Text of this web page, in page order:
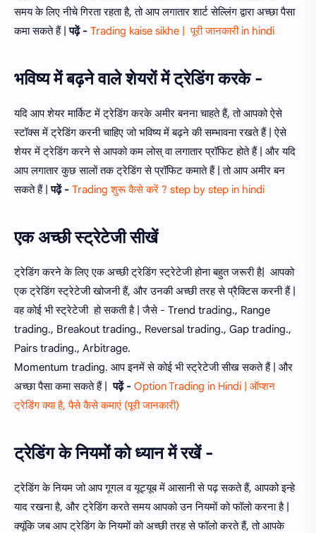
समय के लिए नीचे गिरता रहता है, तो आप लगातार शार्ट सेल्लिंग द्वारा अच्छा पैसा
कमा सकते हैं |पढ़ें - Trading kaise sikhe | पूरी जानकारी in hindi
भविष्य में बढ़ने वाले शेयरों में ट्रेडिंग करके -
यदि आप शेयर मार्किट में ट्रेडिंग करके अमीर बनना चाहते हैं, तो आपको ऐसे
स्टॉक्स में ट्रेडिंग करनी चाहिए जो भविष्य में बढ़ने की सम्भावना रखते हैं | ऐसे
शेयर में ट्रेडिंग करने से आपको कम लोस् वा लगातार प्रॉफिट होते हैं | और यदि
आप लगातार कुछ सालों तक ट्रेडिंग से प्रॉफिट कमाते हैं | तो आप अमीर बन
सकते हैं |पढ़ें - Trading शुरू कैसे करें ? step by step in hindi
एक अच्छी स्ट्रेटेजी सीखें
ट्रेडिंग करने के लिए एक अच्छी ट्रेडिंग स्ट्रेटेजी होना बहुत जरूरी है| आपको
एक ट्रेडिंग स्ट्रेटेजी खोजनी हैं, और उनकी अच्छी तरह से प्रैक्टिस करनी हैं |
वह कोई भी स्ट्रेटेजी हो सकती है | जैसे - Trend trading., Range
trading., Breakout trading., Reversal trading., Gap trading.,
Pairs trading., Arbitrage.
Momentum trading. आप इनमें से कोई भी स्ट्रेटेजी सीख सकते हैं | और
अच्छा पैसा कमा सकते हैं |पढ़ें - Option Trading in Hindi | ऑप्शन
ट्रेडिंग क्या है, पैसे कैसे कमाएं (पूरी जानकारी)
ट्रेडिंग के नियमों को ध्यान में रखें -
ट्रेडिंग के नियम जो आप गूगल व यूट्यूब में आसानी से पढ़ सकते हैं, आपको इन्हे
याद रखना है, और ट्रेडिंग करते समय आपको उन नियमों को फॉलो करना है |
क्यूंकि जब आप ट्रेडिंग के नियमों को अच्छी तरह से फॉलो करते हैं, तो आपके